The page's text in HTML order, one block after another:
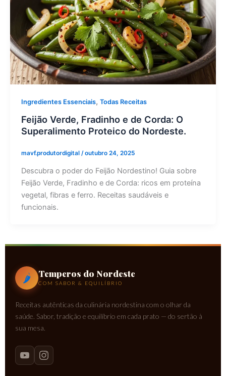
Ingredientes Essenciais, Todas Receitas
Feijão Verde, Fradinho e de Corda: O
Superalimento Proteico do Nordeste.
mavf.produtordigital /outubro 24, 2025
Descubra o poder do Feijão Nordestino! Guia sobre
Feijão Verde, Fradinho e de Corda: ricos em proteína
vegetal, fibras e ferro. Receitas saudáveis e
funcionais.
🌶 Temperos do Nordeste
COM SABOR & EQUILÍBRIO
Receitas autênticas da culinária nordestina com o olhar da
saúde. Sabor, tradição e equilíbrio em cada prato — do sertão à
sua mesa.